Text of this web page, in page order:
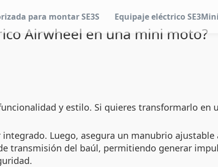
para montar SE3S Equipaje eléctrico
Airwheel en una mini moto?
y estilo. Si quieres transformarlo en
Luego, asegura un manubrio
transmisión del baúl, permitiendo generar